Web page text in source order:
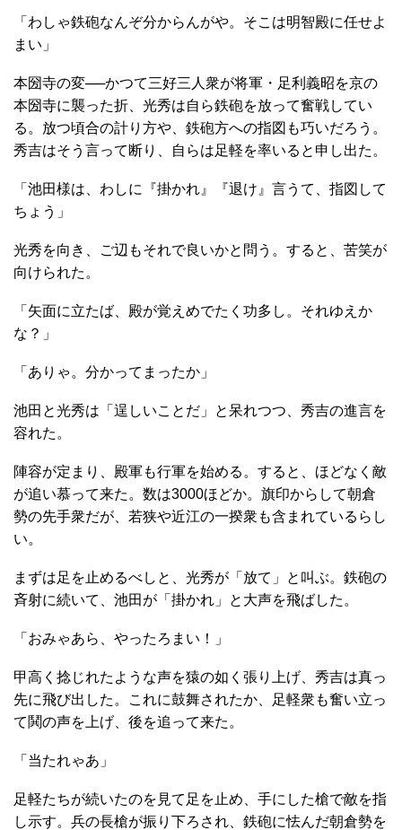
「わしゃ鉄砲なんぞ分からんがや。そこは明智殿に任せよ
まい」
本圀寺の変──かつて三好三人衆が将軍・足利義昭を京の
本圀寺に襲った折、光秀は自ら鉄砲を放って奮戦してい
る。放つ頃合の計り方や、鉄砲方への指図も巧いだろう。
秀吉はそう言って断り、自らは足軽を率いると申し出た。
「池田様は、わしに『掛かれ』『退け』言うて、指図して
ちょう」
光秀を向き、ご辺もそれで良いかと問う。すると、苦笑が
向けられた。
「矢面に立たば、殿が覚えめでたく功多し。それゆえか
な？」
「ありゃ。分かってまったか」
池田と光秀は「逞しいことだ」と呆れつつ、秀吉の進言を
容れた。
陣容が定まり、殿軍も行軍を始める。すると、ほどなく敵
が追い慕って来た。数は3000ほどか。旗印からして朝倉
勢の先手衆だが、若狭や近江の一揆衆も含まれているらし
い。
まずは足を止めるべしと、光秀が「放て」と叫ぶ。鉄砲の
斉射に続いて、池田が「掛かれ」と大声を飛ばした。
「おみゃあら、やったろまい！」
甲高く捻じれたような声を猿の如く張り上げ、秀吉は真っ
先に飛び出した。これに鼓舞されたか、足軽衆も奮い立っ
て鬨の声を上げ、後を追って来た。
「当たれゃあ」
足軽たちが続いたのを見て足を止め、手にした槍で敵を指
し示す。兵の長槍が振り下ろされ、鉄砲に怯んだ朝倉勢を